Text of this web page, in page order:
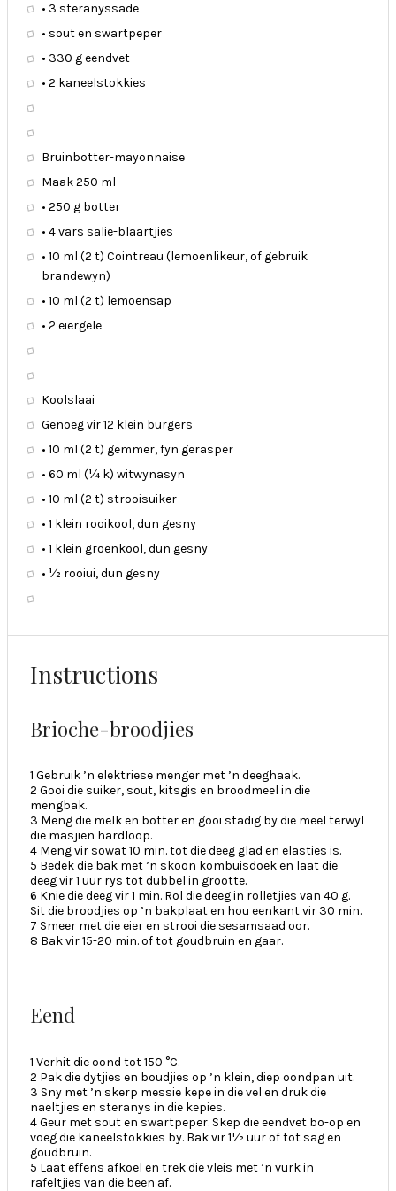
• 3 steranyssade
• sout en swartpeper
• 330 g eendvet
• 2 kaneelstokkies
Bruinbotter-mayonnaise
Maak 250 ml
• 250 g botter
• 4 vars salie-blaartjies
• 10 ml (2 t) Cointreau (lemoenlikeur, of gebruik
brandewyn)
• 10 ml (2 t) lemoensap
• 2 eiergele
Koolslaai
Genoeg vir 12 klein burgers
• 10 ml (2 t) gemmer, fyn gerasper
• 60 ml (¼ k) witwynasyn
• 10 ml (2 t) strooisuiker
• 1 klein rooikool, dun gesny
• 1 klein groenkool, dun gesny
• ½ rooiui, dun gesny
Instructions
Brioche-broodjies
1 Gebruik ’n elektriese menger met ’n deeghaak.
2 Gooi die suiker, sout, kitsgis en broodmeel in die
mengbak.
3 Meng die melk en botter en gooi stadig by die meel terwyl
die masjien hardloop.
4 Meng vir sowat 10 min. tot die deeg glad en elasties is.
5 Bedek die bak met ’n skoon kombuisdoek en laat die
deeg vir 1 uur rys tot dubbel in grootte.
6 Knie die deeg vir 1 min. Rol die deeg in rolletjies van 40 g.
Sit die broodjies op ’n bakplaat en hou eenkant vir 30 min.
7 Smeer met die eier en strooi die sesamsaad oor.
8 Bak vir 15-20 min. of tot goudbruin en gaar.
Eend
1 Verhit die oond tot 150 °C.
2 Pak die dytjies en boudjies op ’n klein, diep oondpan uit.
3 Sny met ’n skerp messie kepe in die vel en druk die
naeltjies en steranys in die kepies.
4 Geur met sout en swartpeper. Skep die eendvet bo-op en
voeg die kaneelstokkies by. Bak vir 1½ uur of tot sag en
goudbruin.
5 Laat effens afkoel en trek die vleis met ’n vurk in
rafeltjies van die been af.